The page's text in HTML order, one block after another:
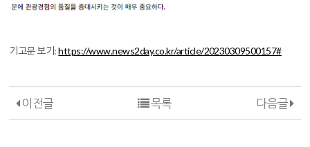
기고문 보기:https://www.news2day.co.kr/article/20230309500157#
이전글 다음글
목록